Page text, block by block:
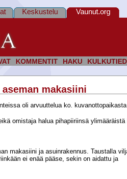
KOMMENTIT HAKU
Keskustelu Vaunut.org
makasiini
oli arvuuttelua ko.
omistaja halua pihapiiriinsä
makasiini ja asuinrakennus. Taustalla
ei enää pääse, sekin on aidattu ja